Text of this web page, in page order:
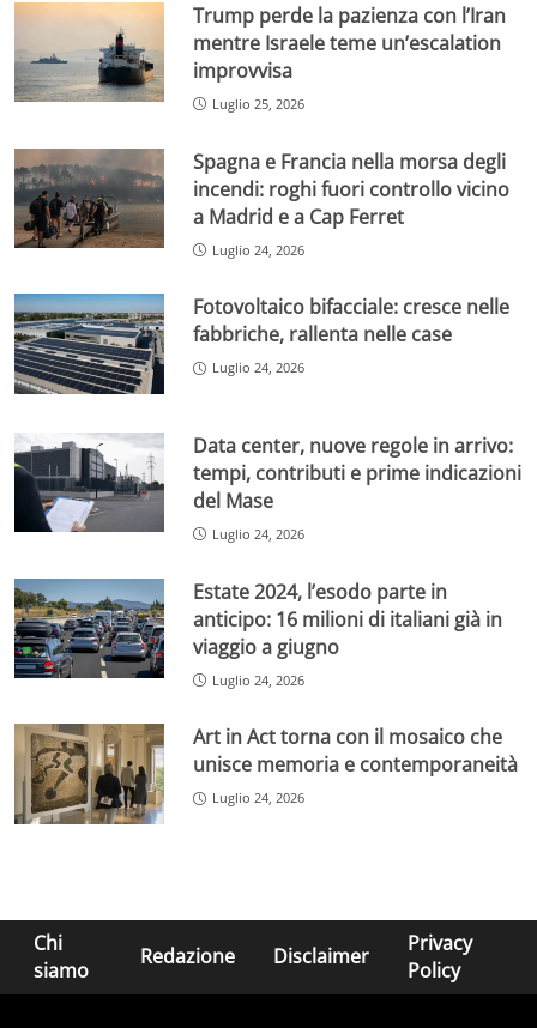
Trump perde la pazienza con l’Iran
mentre Israele teme un’escalation
improvvisa
Luglio 25, 2026
Spagna e Francia nella morsa degli
incendi: roghi fuori controllo vicino
a Madrid e a Cap Ferret
Luglio 24, 2026
Fotovoltaico bifacciale: cresce nelle
fabbriche, rallenta nelle case
Luglio 24, 2026
Data center, nuove regole in arrivo:
tempi, contributi e prime indicazioni
del Mase
Luglio 24, 2026
Estate 2024, l’esodo parte in
anticipo: 16 milioni di italiani già in
viaggio a giugno
Luglio 24, 2026
Art in Act torna con il mosaico che
unisce memoria e contemporaneità
Luglio 24, 2026
Chi
siamo
Redazione Disclaimer
Privacy
Policy